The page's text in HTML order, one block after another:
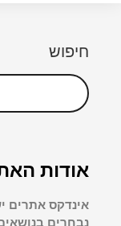
חיפוש
אודות
אינדקס אתרים
נבחרים